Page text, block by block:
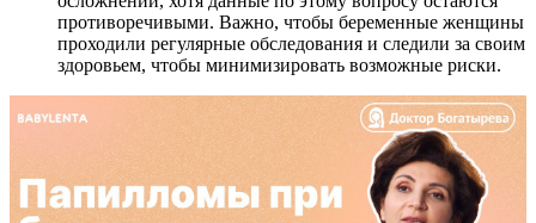
противоречивыми. Важно, чтобы беременные женщины
проходили регулярные обследования и следили за своим
здоровьем, чтобы минимизировать возможные риски.